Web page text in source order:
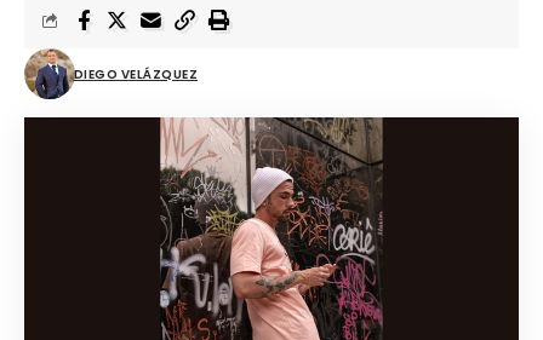
DIEGO VELÁZQUEZ